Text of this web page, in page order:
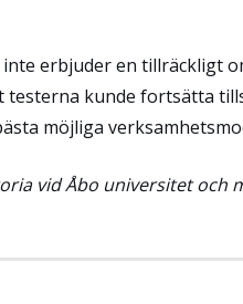
erbjuder en tillräckligt
kunde fortsätta
möjliga
vid Åbo universitet och